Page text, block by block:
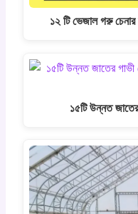
১২ টি ভেজাল গরু
১৫টি উন্নত